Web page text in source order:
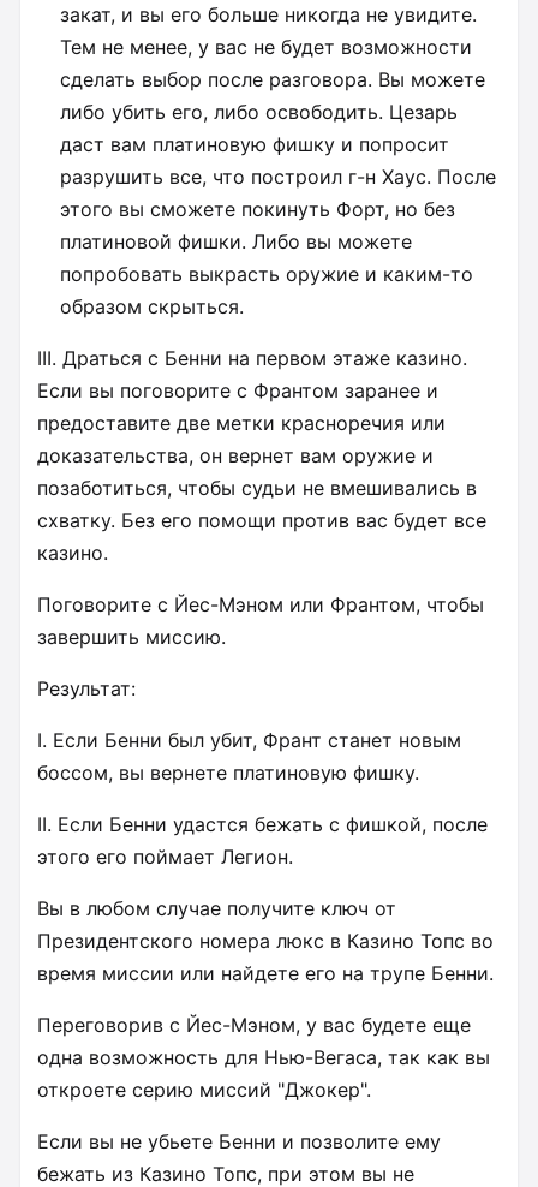
закат, и вы его больше никогда не увидите.
Тем не менее, у вас не будет возможности
сделать выбор после разговора. Вы можете
либо убить его, либо освободить. Цезарь
даст вам платиновую фишку и попросит
разрушить все, что построил г-н Хаус. После
этого вы сможете покинуть Форт, но без
платиновой фишки. Либо вы можете
попробовать выкрасть оружие и каким-то
образом скрыться.
III. Драться с Бенни на первом этаже казино.
Если вы поговорите с Франтом заранее и
предоставите две метки красноречия или
доказательства, он вернет вам оружие и
позаботиться, чтобы судьи не вмешивались в
схватку. Без его помощи против вас будет все
казино.
Поговорите с Йес-Мэном или Франтом, чтобы
завершить миссию.
Результат:
I. Если Бенни был убит, Франт станет новым
боссом, вы вернете платиновую фишку.
II. Если Бенни удастся бежать с фишкой, после
этого его поймает Легион.
Вы в любом случае получите ключ от
Президентского номера люкс в Казино Топс во
время миссии или найдете его на трупе Бенни.
Переговорив с Йес-Мэном, у вас будете еще
одна возможность для Нью-Вегаса, так как вы
откроете серию миссий "Джокер".
Если вы не убьете Бенни и позволите ему
бежать из Казино Топс, при этом вы не